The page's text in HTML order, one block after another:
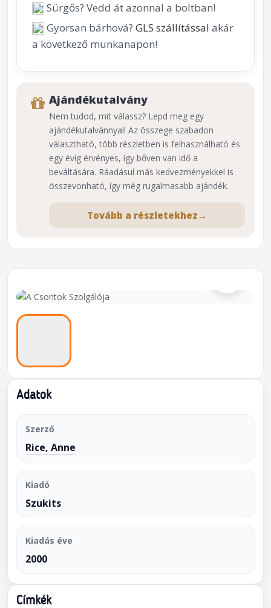
⌕
Adatok
Szerző
Rice, Anne
Kiadó
Szukits
Kiadás éve
2000
Címkék
Sürgős? Vedd át azonnal a boltban!
Gyorsan bárhová? GLS szállítással akár
a következő munkanapon!
Ajándékutalvány
Nem tudod, mit válassz? Lepd meg egy
ajándékutalvánnyal! Az összege szabadon
választható, több részletben is felhasználható és
egy évig érvényes, így bőven van idő a
beváltására. Ráadásul más kedvezményekkel is
összevonható, így még rugalmasabb ajándék.
Tovább a részletekhez →